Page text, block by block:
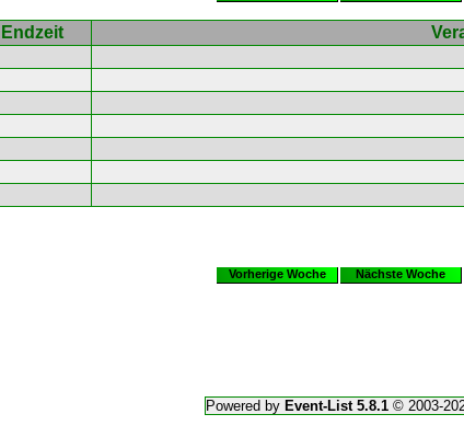
Endzeit
Vorherige Woche Nächste Woche
Powered by Event-List 5.8.1© 2003-